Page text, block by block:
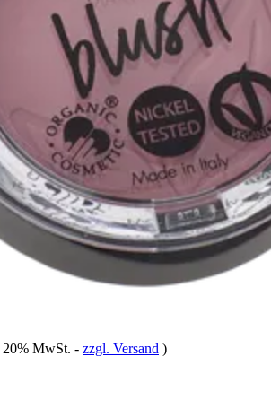
MwSt. - zzgl. Versand )